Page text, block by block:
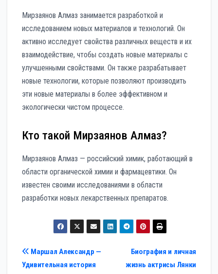
Мирзаянов Алмаз занимается разработкой и
исследованием новых материалов и технологий. Он
активно исследует свойства различных веществ и их
взаимодействие, чтобы создать новые материалы с
улучшенными свойствами. Он также разрабатывает
новые технологии, которые позволяют производить
эти новые материалы в более эффективном и
экологически чистом процессе.
Кто такой Мирзаянов Алмаз?
Мирзаянов Алмаз — российский химик, работающий в
области органической химии и фармацевтики. Он
известен своими исследованиями в области
разработки новых лекарственных препаратов.
Навигация
Биография и личная
жизнь актрисы Лянки
Маршал Александр —
Удивительная история